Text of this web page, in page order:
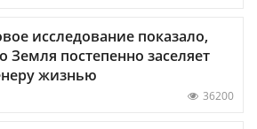
исследование показало,
Земля постепенно заселяет
жизнью
36200